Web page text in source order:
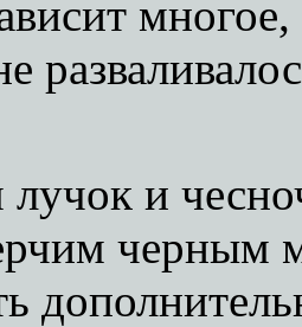
многое,
лучок и